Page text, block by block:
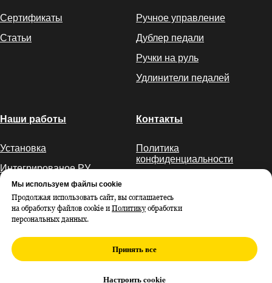
Сертификаты
Статьи
Ручное управление
Дублер педали
Ручки на руль
Удлинители педалей
Наши работы
Установка
Интегрированое РУ
РУ газ-тормоз
Подрулевое РУ
Контакты
Политика
конфиденциальности
Мы используем файлы cookie
Продолжая использовать сайт, вы соглашаетесь
на обработку файлов cookie и Политику обработки
персональных данных.
Принять все
Настроить cookie